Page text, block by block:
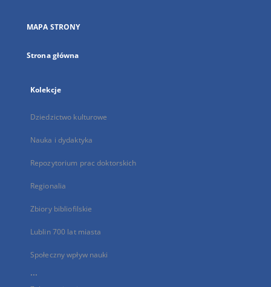
karcie
MAPA STRONY
Strona główna
Kolekcje
Dziedzictwo kulturowe
Nauka i dydaktyka
Repozytorium prac doktorskich
Regionalia
Zbiory bibliofilskie
Lublin 700 lat miasta
Społeczny wpływ nauki
...